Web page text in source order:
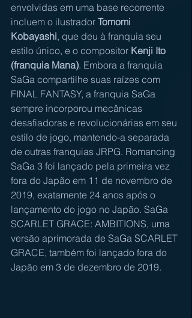
envolvidas em uma base recorrente
incluem o ilustrador Tomomi
Kobayashi, que deu à franquia seu
estilo único, e o compositor Kenji Ito
(franquia Mana). Embora a franquia
SaGa compartilhe suas raízes com
FINAL FANTASY, a franquia SaGa
sempre incorporou mecânicas
desafiadoras e revolucionárias em seu
estilo de jogo, mantendo-a separada
de outras franquias JRPG. Romancing
SaGa 3 foi lançado pela primeira vez
fora do Japão em 11 de novembro de
2019, exatamente 24 anos após o
lançamento do jogo no Japão. SaGa
SCARLET GRACE: AMBITIONS, uma
versão aprimorada de SaGa SCARLET
GRACE, também foi lançado fora do
Japão em 3 de dezembro de 2019.